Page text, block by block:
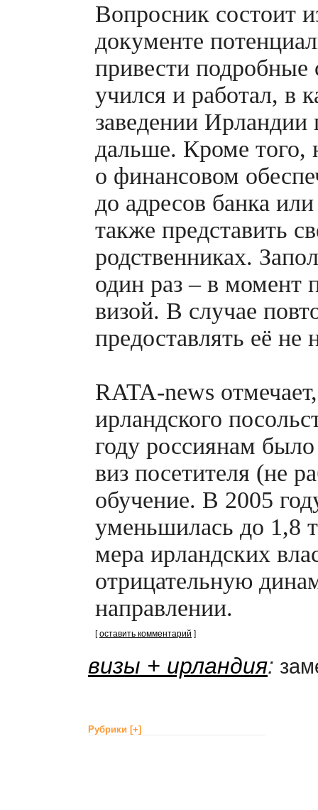
Вопросник состоит
документе
привести подробные
учился и работал, в
заведении Ирландии
дальше. Кроме того,
о финансовом
до адресов банка
также представить
родственниках.
один раз – в момент
визой. В случае
предоставлять её не
RATA-news
ирландского
году россиянам
виз посетителя (не
обучение. В 2005
уменьшилась до 1,8
мера ирландских
отрицательную
направлении.
[оставить комментарий ]
визы + ирландия:
Рубрики [+]